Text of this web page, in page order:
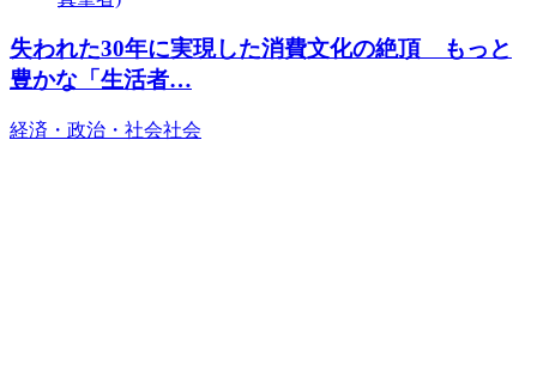
失われた30年に実現した消費文化の絶頂 もっと
豊かな「生活者…
経済・政治・社会社会